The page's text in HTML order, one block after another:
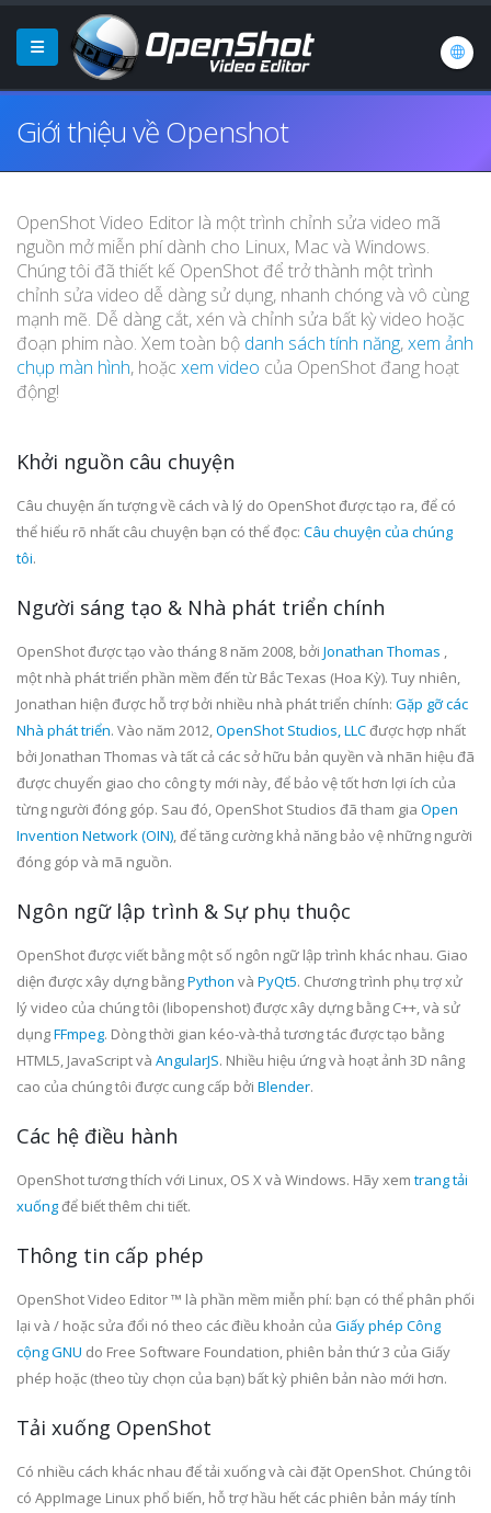
Giới thiệu về Openshot
OpenShot Video Editor là một trình chỉnh sửa video mã
nguồn mở miễn phí dành cho Linux, Mac và Windows.
Chúng tôi đã thiết kế OpenShot để trở thành một trình
chỉnh sửa video dễ dàng sử dụng, nhanh chóng và vô cùng
mạnh mẽ. Dễ dàng cắt, xén và chỉnh sửa bất kỳ video hoặc
đoạn phim nào. Xem toàn bộ danh sách tính năng,xem ảnh
chụp màn hình, hoặc xem video của OpenShot đang hoạt
động!
Khởi nguồn câu chuyện
Câu chuyện ấn tượng về cách và lý do OpenShot được tạo ra, để có
thể hiểu rõ nhất câu chuyện bạn có thể đọc: Câu chuyện của chúng
tôi.
Người sáng tạo & Nhà phát triển chính
OpenShot được tạo vào tháng 8 năm 2008, bởi Jonathan Thomas ,
một nhà phát triển phần mềm đến từ Bắc Texas (Hoa Kỳ). Tuy nhiên,
Jonathan hiện được hỗ trợ bởi nhiều nhà phát triển chính: Gặp gỡ các
Nhà phát triển. Vào năm 2012,OpenShot Studios, LLCđược hợp nhất
bởi Jonathan Thomas và tất cả các sở hữu bản quyền và nhãn hiệu đã
được chuyển giao cho công ty mới này, để bảo vệ tốt hơn lợi ích của
từng người đóng góp. Sau đó, OpenShot Studios đã tham gia Open
Invention Network (OIN), để tăng cường khả năng bảo vệ những người
đóng góp và mã nguồn.
Ngôn ngữ lập trình & Sự phụ thuộc
OpenShot được viết bằng một số ngôn ngữ lập trình khác nhau. Giao
diện được xây dựng bằngPython và PyQt5. Chương trình phụ trợ xử
lý video của chúng tôi (libopenshot) được xây dựng bằng C++, và sử
dụngFFmpeg. Dòng thời gian kéo-và-thả tương tác được tạo bằng
HTML5, JavaScript và AngularJS. Nhiều hiệu ứng và hoạt ảnh 3D nâng
cao của chúng tôi được cung cấp bởi Blender.
Các hệ điều hành
OpenShot tương thích với Linux, OS X và Windows. Hãy xem trang tải
xuốngđể biết thêm chi tiết.
Thông tin cấp phép
OpenShot Video Editor ™ là phần mềm miễn phí: bạn có thể phân phối
lại và / hoặc sửa đổi nó theo các điều khoản của Giấy phép Công
cộng GNU do Free Software Foundation, phiên bản thứ 3 của Giấy
phép hoặc (theo tùy chọn của bạn) bất kỳ phiên bản nào mới hơn.
Tải xuống OpenShot
Có nhiều cách khác nhau để tải xuống và cài đặt OpenShot. Chúng tôi
có AppImage Linux phổ biến, hỗ trợ hầu hết các phiên bản máy tính